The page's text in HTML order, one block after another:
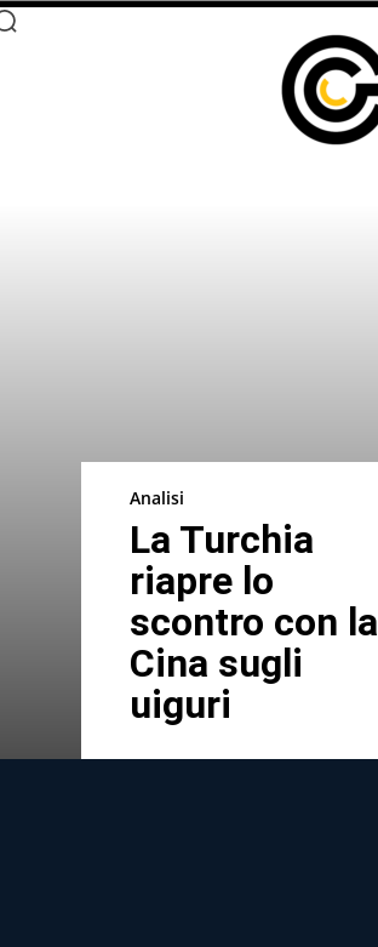
Analisi
La Turchia
riapre lo
scontro con la
Cina sugli
uiguri